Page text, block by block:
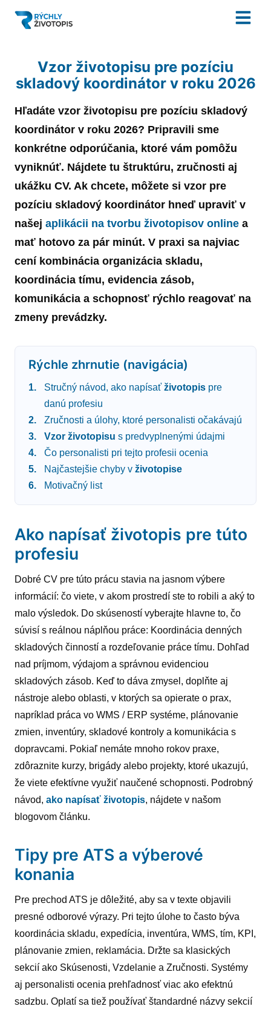
Vzor životopisu pre pozíciu
skladový koordinátor v roku 2026
Hľadáte vzor životopisu pre pozíciu skladový
koordinátor v roku 2026? Pripravili sme
konkrétne odporúčania, ktoré vám pomôžu
vyniknúť. Nájdete tu štruktúru, zručnosti aj
ukážku CV. Ak chcete, môžete si vzor pre
pozíciu skladový koordinátor hneď upraviť v
našej aplikácii na tvorbu životopisov online a
mať hotovo za pár minút. V praxi sa najviac
cení kombinácia organizácia skladu,
koordinácia tímu, evidencia zásob,
komunikácia a schopnosť rýchlo reagovať na
zmeny prevádzky.
Rýchle zhrnutie (navigácia)
Stručný návod, ako napísať životopispre
danú profesiu
Zručnosti a úlohy, ktoré personalisti očakávajú
Vzor životopisu s predvyplnenými údajmi
Čo personalisti pri tejto profesii ocenia
Najčastejšie chyby v životopise
Motivačný list
Ako napísať životopis pre túto
profesiu
Dobré CV pre túto prácu stavia na jasnom výbere
informácií: čo viete, v akom prostredí ste to robili a aký to
malo výsledok. Do skúseností vyberajte hlavne to, čo
súvisí s reálnou náplňou práce: Koordinácia denných
skladových činností a rozdeľovanie práce tímu. Dohľad
nad príjmom, výdajom a správnou evidenciou
skladových zásob. Keď to dáva zmysel, doplňte aj
nástroje alebo oblasti, v ktorých sa opierate o prax,
napríklad práca vo WMS / ERP systéme, plánovanie
zmien, inventúry, skladové kontroly a komunikácia s
dopravcami. Pokiaľ nemáte mnoho rokov praxe,
zdôraznite kurzy, brigády alebo projekty, ktoré ukazujú,
že viete efektívne využiť naučené schopnosti. Podrobný
návod, ako napísať životopis, nájdete v našom
blogovom článku.
Tipy pre ATS a výberové
konania
Pre prechod ATS je dôležité, aby sa v texte objavili
presné odborové výrazy. Pri tejto úlohe to často býva
koordinácia skladu, expedícia, inventúra, WMS, tím, KPI,
plánovanie zmien, reklamácia. Držte sa klasických
sekcií ako Skúsenosti, Vzdelanie a Zručnosti. Systémy
aj personalisti ocenia prehľadnosť viac ako efektnú
sadzbu. Oplatí sa tiež používať štandardné názvy sekcií